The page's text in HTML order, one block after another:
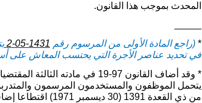
المحدث بموجب هذا القانون.
*(راجع المادة الأولى من المرسوم رقم 1431-05-2
في تحديد عناصر الأجرة التي يحتسب المعاش على أساسها : ج. ر. عدد 5382 بتاريخ 27 ذو
* وقد أضاف القانون 97-19 في مادته الثالثة المقتضيات التالية :
يتحمل الموظفون والمستخدمون المرسمون
من ذي القعدة